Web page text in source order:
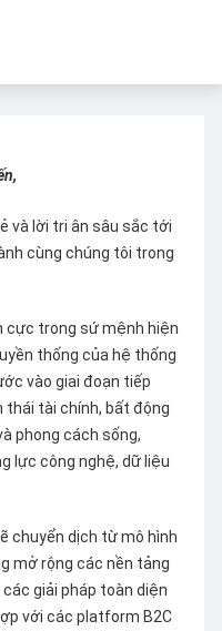
và lời tri ân sâu sắc tới
cùng chúng tôi trong
cực trong sứ mệnh hiện
thống của hệ thống
vào giai đoạn tiếp
thái tài chính, bất động
phong cách sống,
lực công nghệ, dữ liệu
chuyển dịch từ mô hình
mở rộng các nền tảng
giải pháp toàn diện
với các platform B2C